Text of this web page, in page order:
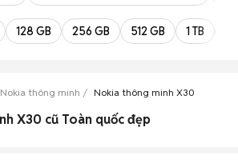
128 GB 256 GB 512 GB 1 TB
Nokia thông minh Nokia thông minh X30
X30 cũ Toàn quốc đẹp